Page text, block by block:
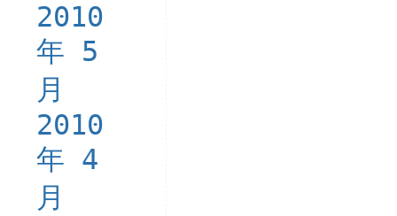
2010
年 5
月
2010
年 4
月